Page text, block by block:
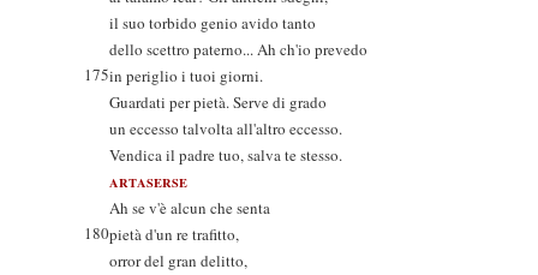
il suo torbido genio avido tanto
dello scettro paterno... Ah ch'io prevedo
175in periglio i tuoi giorni.
Guardati per pietà. Serve di grado
un eccesso talvolta all'altro eccesso.
Vendica il padre tuo, salva te stesso.
ARTASERSE
Ah se v'è alcun che senta
180pietà d'un re trafitto,
orror del gran delitto,